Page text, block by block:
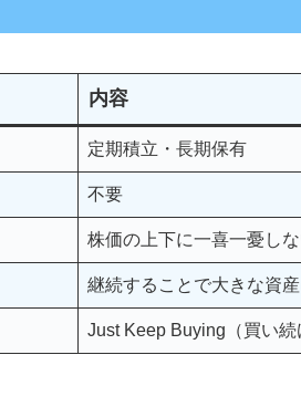
内容
定期積立・長期保有
不要
株価の上下に一喜一憂し
継続することで大きな資産
Just Keep Buying（買い続